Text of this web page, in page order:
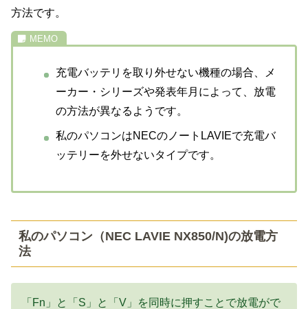
方法です。
充電バッテリを取り外せない機種の場合、メ
ーカー・シリーズや発表年月によって、放電
の方法が異なるようです。
私のパソコンはNECのノートLAVIEで充電バ
ッテリーを外せないタイプです。
私のパソコン（NEC LAVIE NX850/N)の放電方
法
「Fn」と「S」と「V」を同時に押すことで放電がで